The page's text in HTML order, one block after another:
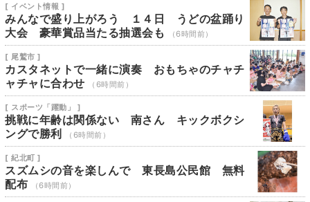
[ イベント情報 ]
みんなで盛り上がろう １４日 うどの盆踊り
大会 豪華賞品当たる抽選会も
（6時間前）
[ 尾鷲市 ]
カスタネットで一緒に演奏 おもちゃのチャチ
ャチャに合わせ
（6時間前）
[ スポーツ「躍動」 ]
挑戦に年齢は関係ない 南さん キックボクシ
ングで勝利
（6時間前）
[ 紀北町 ]
スズムシの音を楽しんで 東長島公民館 無料
配布
（6時間前）